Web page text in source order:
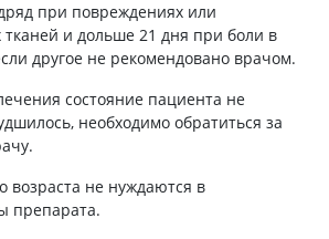
при повреждениях или
тканей и дольше 21 дня при боли в
другое не рекомендовано врачом.
состояние пациента не
необходимо обратиться за
возраста не нуждаются в
препарата.